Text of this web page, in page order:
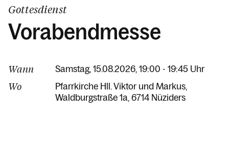
Gottesdienst
Vorabendmesse
Wann Samstag, 15.08.2026, 19:00 - 19:45 Uhr
Wo
Pfarrkirche Hll. Viktor und Markus
Waldburgstraße 1a 6714 Nüziders